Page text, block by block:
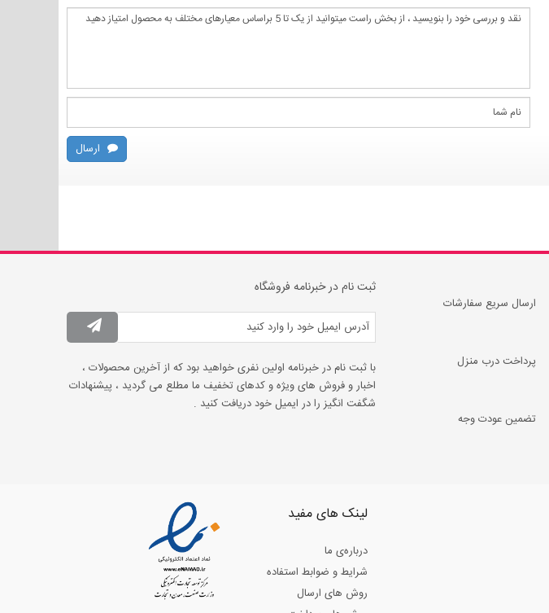
ارسال
ارسال سریع سفارشات
پرداخت درب منزل
تضمین عودت وجه
ثبت نام در خبرنامه فروشگاه
با ثبت نام در خبرنامه اولین نفری خواهید بود که از آخرین محصولات ،
اخبار و فروش های ویژه و کدهای تخفیف ما مطلع می گردید ، پیشنهادات
شگفت انگیز را در ایمیل خود دریافت کنید .
لینک های مفید
درباره‌ی ما
شرایط و ضوابط استفاده
روش های ارسال